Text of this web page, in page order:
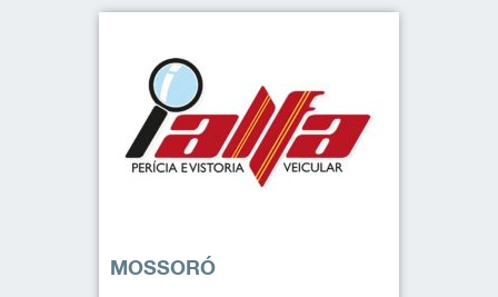
MOSSORÓ